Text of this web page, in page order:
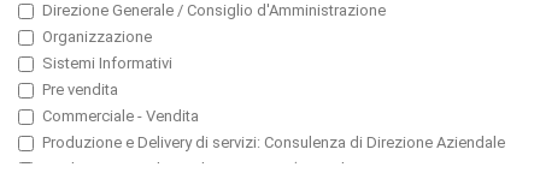
Direzione Generale / Consiglio d'Amministrazione
Organizzazione
Sistemi Informativi
Pre vendita
Commerciale - Vendita
Produzione e Delivery di servizi: Consulenza di Direzione Aziendale
Produzione e Delivery di servizi: ICT (Consulenza, Servizi